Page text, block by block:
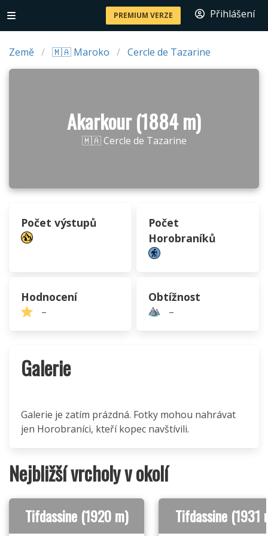
PREMIUM VERZE Přihlášení
Země 🇲🇦 Maroko Cercle de Tazarine
Akarkour (1884 m)
🇲🇦 Cercle de Tazarine
Počet výstupů
Počet
Horobraníků
Hodnocení
–
Obtížnost
–
Galerie
Galerie je zatím prázdná. Fotky mohou nahrávat
jen Horobraníci, kteří kopec navštívili.
Nejbližší vrcholy v okolí
Tifdassine (1920 m) Tifdassine (1931